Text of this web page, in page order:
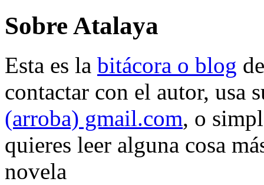
Sobre Atalaya
Esta es la bitácora o blog
contactar con el autor, usa
(arroba) gmail.com, o
quieres leer alguna cosa
novela